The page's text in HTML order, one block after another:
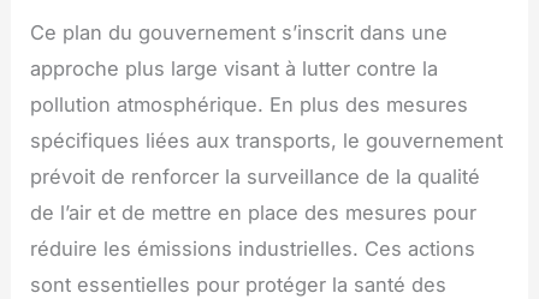
Ce plan du gouvernement s’inscrit dans une
approche plus large visant à lutter contre la
pollution atmosphérique. En plus des mesures
spécifiques liées aux transports, le gouvernement
prévoit de renforcer la surveillance de la qualité
de l’air et de mettre en place des mesures pour
réduire les émissions industrielles. Ces actions
sont essentielles pour protéger la santé des